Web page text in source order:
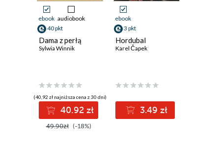
ebook audiobook
40 pkt
Dama z perłą
Sylwia Winnik
(40,92 zł najniższa cena z 30 dni)
40.92 zł
49.90zł (-18%)
ebook
3 pkt
Hordubal
Karel Čapek
3.49 zł